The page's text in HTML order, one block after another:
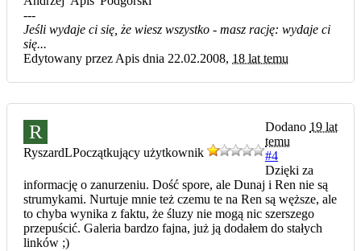
---
Jeśli wydaje ci się, że wiesz wszystko - masz rację: wydaje ci
się...
Edytowany przez Apis dnia 22.02.2008, 18 lat temu
R
RyszardLPoczątkujący użytkownik
Dodano 19 lat
temu
#4
Dzięki za
informację o zanurzeniu. Dość spore, ale Dunaj i Ren nie są
strumykami. Nurtuje mnie też czemu te na Ren są węższe, ale
to chyba wynika z faktu, że śluzy nie mogą nic szerszego
przepuścić. Galeria bardzo fajna, już ją dodałem do stałych
linków ;)